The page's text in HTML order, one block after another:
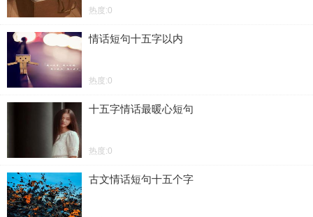
热度:0
情话短句十五字以内
热度:0
十五字情话最暖心短句
热度:0
古文情话短句十五个字